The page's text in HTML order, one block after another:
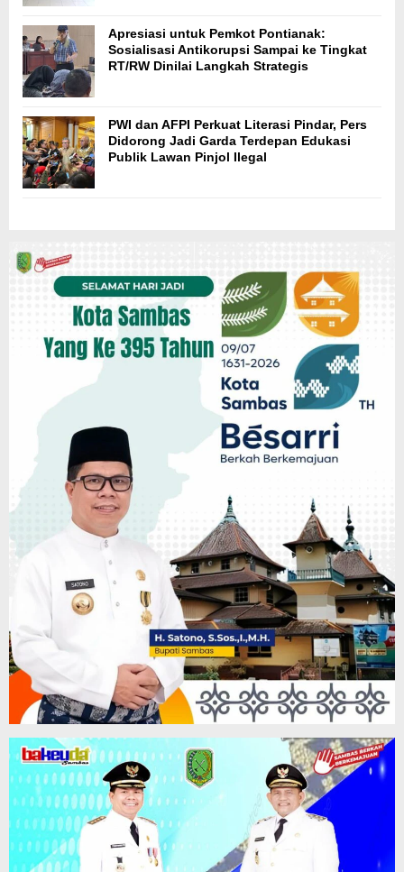
Apresiasi untuk Pemkot Pontianak:
Sosialisasi Antikorupsi Sampai ke Tingkat
RT/RW Dinilai Langkah Strategis
PWI dan AFPI Perkuat Literasi Pindar, Pers
Didorong Jadi Garda Terdepan Edukasi
Publik Lawan Pinjol Ilegal